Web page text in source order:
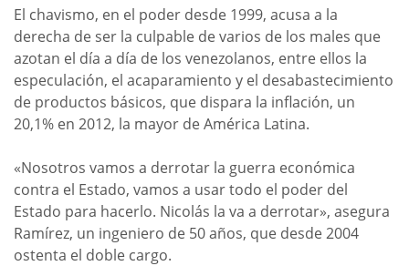
El chavismo, en el poder desde 1999, acusa a la
derecha de ser la culpable de varios de los males que
azotan el día a día de los venezolanos, entre ellos la
especulación, el acaparamiento y el desabastecimiento
de productos básicos, que dispara la inflación, un
20,1% en 2012, la mayor de América Latina.
«Nosotros vamos a derrotar la guerra económica
contra el Estado, vamos a usar todo el poder del
Estado para hacerlo. Nicolás la va a derrotar», asegura
Ramírez, un ingeniero de 50 años, que desde 2004
ostenta el doble cargo.